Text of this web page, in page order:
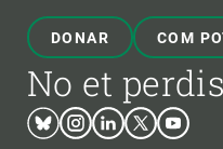
DONAR COM
No et
BlueskyInstagram
LinkedinTwitterYoutube